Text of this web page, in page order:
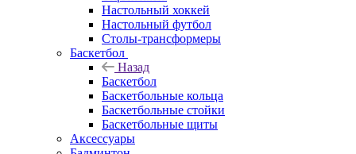
Настольный хоккей
Настольный футбол
Столы-трансформеры
Баскетбол
Назад
Баскетбол
Баскетбольные кольца
Баскетбольные стойки
Баскетбольные щиты
Аксессуары